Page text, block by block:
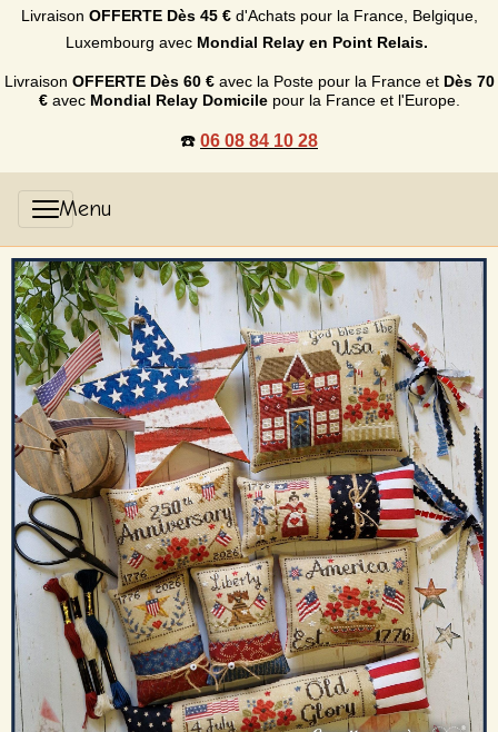
Livraison OFFERTE Dès 45 €d'Achats pour la France, Belgique,
Luxembourg avec Mondial Relay en Point Relais.
Livraison OFFERTE Dès 60 €avec la Poste pour la France et Dès 70
€avec Mondial Relay Domicilepour la France et l'Europe.
☎️ 06 08 84 10 28